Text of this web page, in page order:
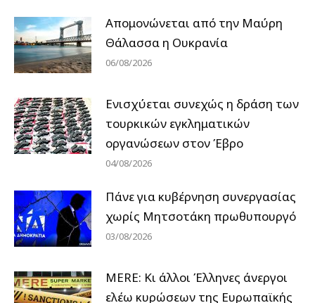
Απομονώνεται από την Μαύρη
Θάλασσα η Ουκρανία
06/08/2026
Ενισχύεται συνεχώς η δράση των
τουρκικών εγκληματικών
οργανώσεων στον Έβρο
04/08/2026
Πάνε για κυβέρνηση συνεργασίας
χωρίς Μητσοτάκη πρωθυπουργό
03/08/2026
MERE: Κι άλλοι Έλληνες άνεργοι
ελέω κυρώσεων της Ευρωπαϊκής